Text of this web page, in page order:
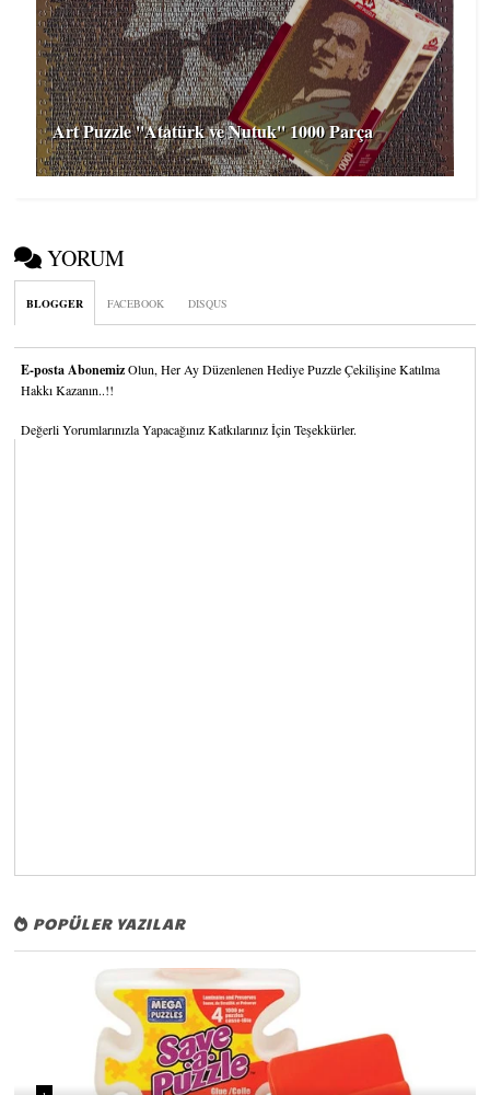
Art Puzzle ''Atatürk ve Nutuk'' 1000 Parça
YORUM
BLOGGER FACEBOOK DISQUS
E-posta AbonemizOlun, Her Ay Düzenlenen Hediye Puzzle Çekilişine Katılma
Hakkı Kazanın..!!
Değerli Yorumlarınızla Yapacağınız Katkılarınız İçin Teşekkürler.
POPÜLER YAZILAR